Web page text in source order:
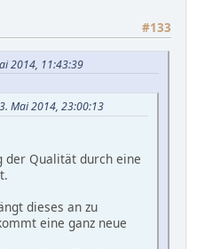
#133
2014, 11:43:39
Mai 2014, 23:00:13
der Qualität durch eine
dieses an zu
eine ganz neue